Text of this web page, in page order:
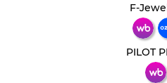
F-
PILOT